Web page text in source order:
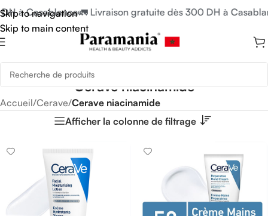
Skip to navigation
Skip to main content
à Casablanca🚛 Livraison gratuite dès 300 DH à
Cerave niacinamide
Accueil/Cerave/Cerave niacinamide
Afficher la colonne de filtrage